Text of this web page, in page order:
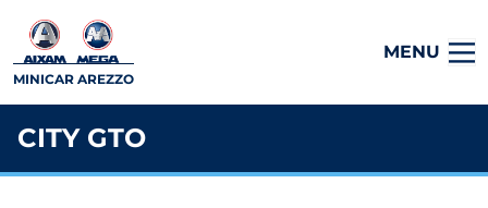
MINICAR AREZZO
MENU
CITY GTO